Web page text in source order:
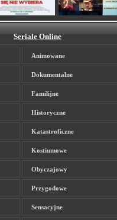
Seriale Online
Animowane
Dokumentalne
Familijne
Historyczne
Katastroficzne
Kostiumowe
Obyczajowy
Przygodowe
Sensacyjne